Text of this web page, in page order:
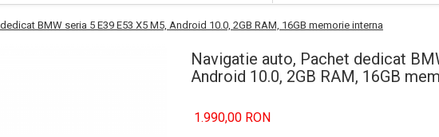
BMW seria 5 E39 E53 X5 M5, Android 10.0, 2GB RAM, 16GB memorie interna
Navigatie auto, Pachet dedicat
Android 10.0, 2GB RAM, 16GB
1.990,00 RON